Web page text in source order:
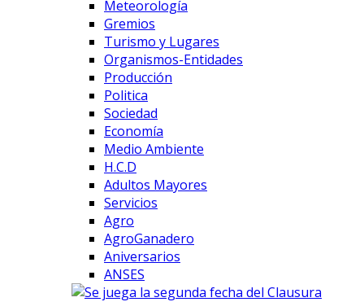
Meteorología
Gremios
Turismo y Lugares
Organismos-Entidades
Producción
Politica
Sociedad
Economía
Medio Ambiente
H.C.D
Adultos Mayores
Servicios
Agro
AgroGanadero
Aniversarios
ANSES